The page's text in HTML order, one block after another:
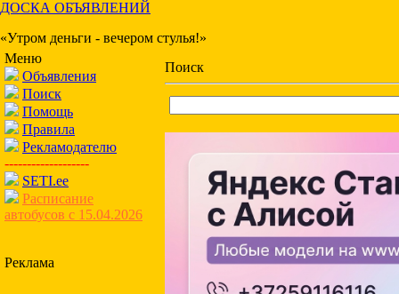
ДОСКА ОБЪЯВЛЕНИЙ
«Утром деньги - вечером стулья!»
Меню
Объявления
Поиск
Помощь
Правила
Рекламодателю
-------------------
SETI.ee
Расписание
автобусов с 15.04.2026
Реклама
Поиск